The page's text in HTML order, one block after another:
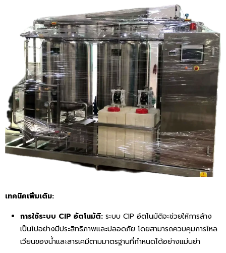
เทคนิคเพิ่มเติม:
การใช้ระบบ CIP อัตโนมัติ: ระบบ CIP อัตโนมัติจะช่วยให้การล้าง
เป็นไปอย่างมีประสิทธิภาพและปลอดภัย โดยสามารถควบคุมการไหล
เวียนของน้ำและสารเคมีตามมาตรฐานที่กำหนดได้อย่างแม่นยำ